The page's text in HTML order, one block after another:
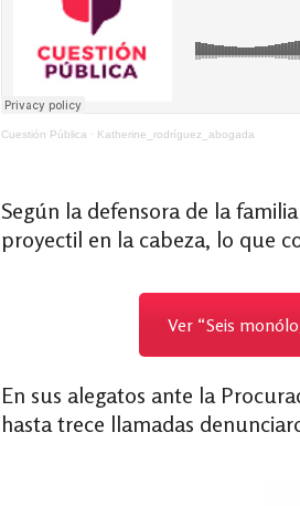
Cuestión Pública · Katherine_rodríguez_abogada
Según la defensora de la
proyectil en la cabeza, lo que
Ver “Seis
En sus alegatos ante la
hasta trece llamadas